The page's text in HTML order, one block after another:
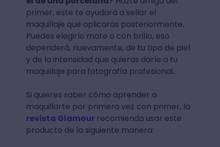
primer, este te ayudará a sellar el
maquillaje que aplicarás posteriormente.
Puedes elegirlo mate o con brillo, eso
dependerá, nuevamente, de tu tipo de piel
y de la intensidad que quieras darle a tu
maquillaje para fotografía profesional.
Si quieres saber cómo aprender a
maquillarte por primera vez con primer, la
revista Glamour recomienda usar este
producto de la siguiente manera: